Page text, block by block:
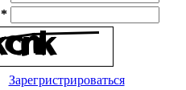
*
Зарегристрироваться